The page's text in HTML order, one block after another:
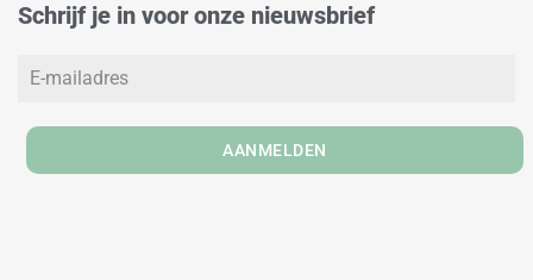
i
r
m
o
Schrijf je in voor onze nieuwsbrief
AANMELDEN